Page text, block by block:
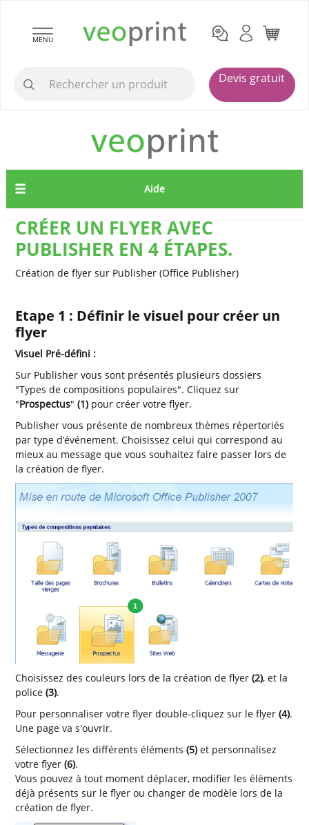
MENU
Devis gratuit
Aide
CRÉER UN FLYER AVEC
PUBLISHER EN 4 ÉTAPES.
Création de flyer sur Publisher (Office Publisher)
Etape 1 : Définir le visuel pour créer un
flyer
Visuel Pré-défini :
Sur Publisher vous sont présentés plusieurs dossiers
"Types de compositions populaires". Cliquez sur
"Prospectus"(1)pour créer votre flyer.
Publisher vous présente de nombreux thèmes répertoriés
par type d’événement. Choisissez celui qui correspond au
mieux au message que vous souhaitez faire passer lors de
la création de flyer.
Choisissez des couleurs lors de la création de flyer(2), et la
police(3).
Pour personnaliser votre flyer double-cliquez sur le flyer(4).
Une page va s'ouvrir.
Sélectionnez les différents éléments(5)et personnalisez
votre flyer(6).
Vous pouvez à tout moment déplacer, modifier les éléments
déjà présents sur le flyer ou changer de modèle lors de la
création de flyer.